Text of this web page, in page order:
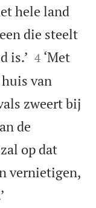
hele land
die steelt
is.’ 

4 ‘Met
van
zweert bij
de
op dat
vernietigen,